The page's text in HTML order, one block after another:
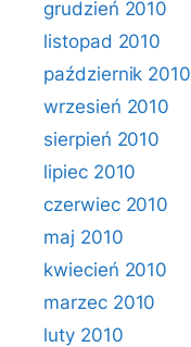
grudzień 2010
listopad 2010
październik 2010
wrzesień 2010
sierpień 2010
lipiec 2010
czerwiec 2010
maj 2010
kwiecień 2010
marzec 2010
luty 2010